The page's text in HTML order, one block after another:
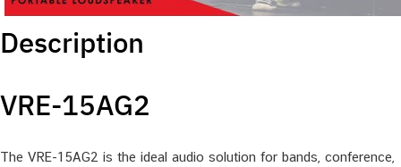
Description
VRE-15AG2
The VRE-15AG2 is the ideal audio solution for bands, conference,